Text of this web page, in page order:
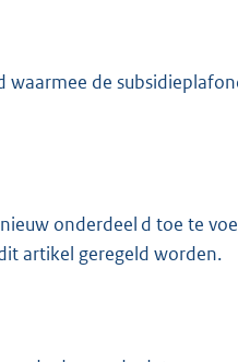
de
onderdeel d toe te
artikel geregeld worden.